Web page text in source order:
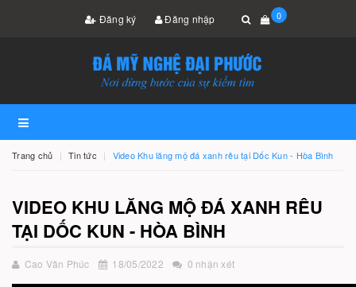
Đăng ký Đăng nhập 0
Trang chủ Tin tức Video Khu lăng mộ đá xanh rêu tại Dốc Kun - Hòa Bình
VIDEO KHU LĂNG MỘ ĐÁ XANH RÊU
TẠI DỐC KUN - HÒA BÌNH
Cao Văn Phúc 18/05/2022 0 nhận xét